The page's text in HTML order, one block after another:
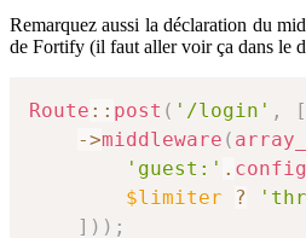
Remarquez aussi la déclaration du
de Fortify (il faut aller voir ça dans le
Route :: post ( '/login' , [
->middleware (
'guest:' . config
$limiter
?
] ) ) ;